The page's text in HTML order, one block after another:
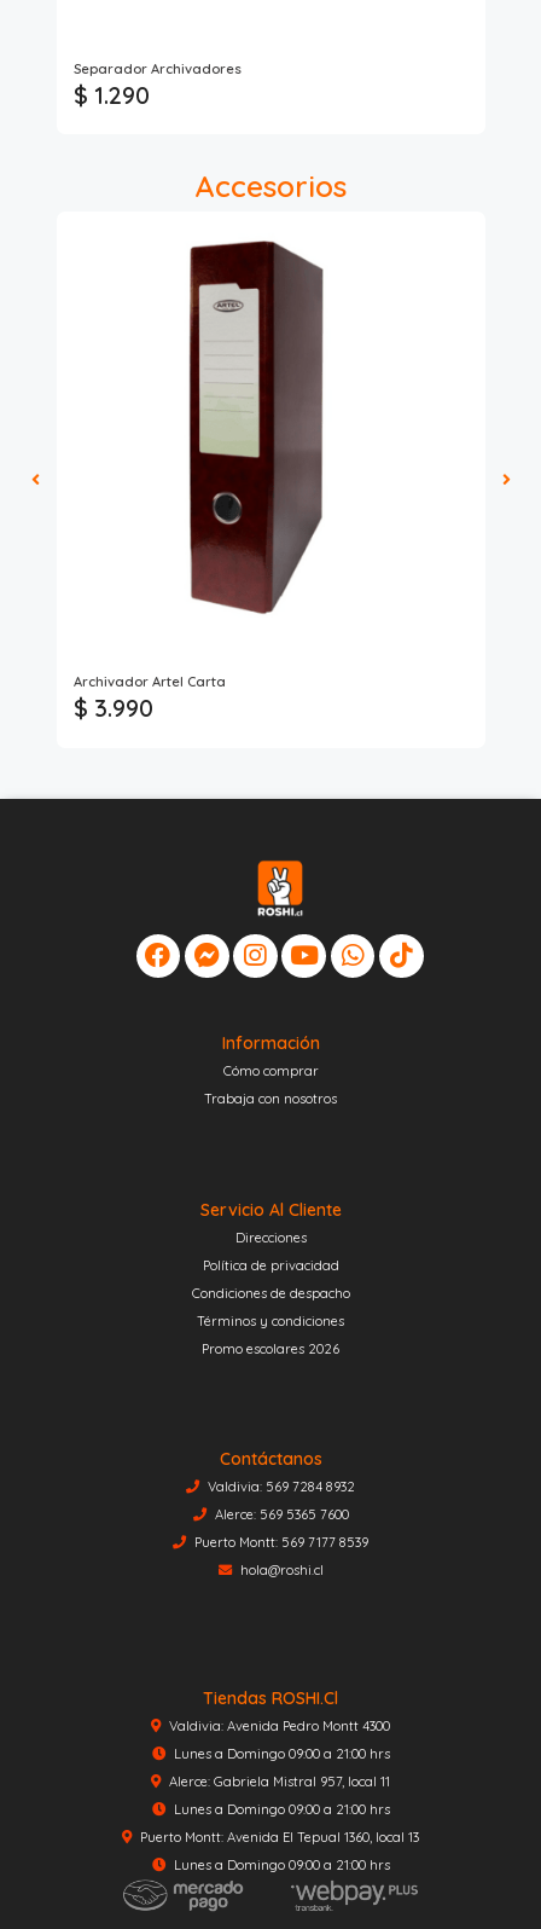
Separador Archivadores
$ 1.290
Accesorios
Archivador Artel Carta
$ 3.990
Información
Cómo comprar
Trabaja con nosotros
Servicio Al Cliente
Direcciones
Política de privacidad
Condiciones de despacho
Términos y condiciones
Promo escolares 2026
Contáctanos
Valdivia: 569 7284 8932
Alerce: 569 5365 7600
Puerto Montt: 569 7177 8539
hola@roshi.cl
Tiendas ROSHI.cl
Valdivia: Avenida Pedro Montt 4300
Lunes a Domingo 09:00 a 21:00 hrs
Alerce: Gabriela Mistral 957, local 11
Lunes a Domingo 09:00 a 21:00 hrs
Puerto Montt: Avenida El Tepual 1360, local 13
Lunes a Domingo 09:00 a 21:00 hrs